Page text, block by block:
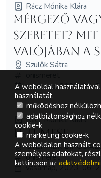
Rácz Mónika Klára
Mérgező
szeretet?
valójában a
Szülők Sátra
vasárnap, 2023-06-
Rácz Mónika Klára
Esti mese
GYERMEK
önismeret
vasárnap, 2023-06-
A weboldal
használatát.
működéshez
adatbiztonsághoz
cookie-k
marketing cookie-k
A weboldalon használt
személyes adatokat,
kattintson az